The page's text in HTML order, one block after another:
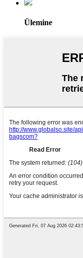
Ülemine